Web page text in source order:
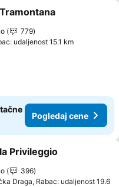
u favorite
779
udaljenost 15.1 km
Pogledaj cene
u favorite
Privileggio
396
Draga, Rabac: udaljenost 19.6